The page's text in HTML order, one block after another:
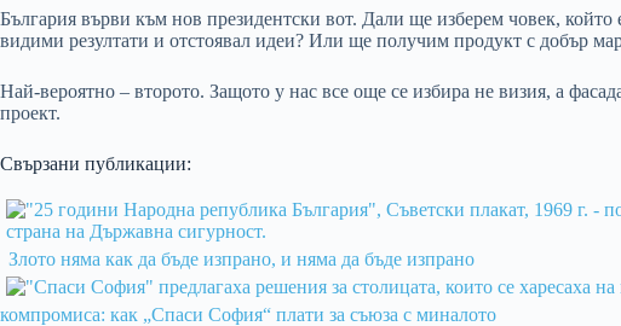
България върви към нов президентски вот. Дали ще изберем човек,
видими резултати и отстоявал идеи? Или ще получим продукт с добър
Най-вероятно – второто. Защото у нас все още се избира не визия, а
проект.
Свързани публикации:
Злото няма как да бъде изпрано, и няма да бъде изпрано
компромиса: как „Спаси София“ плати за съюза с миналото